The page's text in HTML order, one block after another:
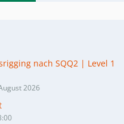
nach SQQ2 | Level 1
2026